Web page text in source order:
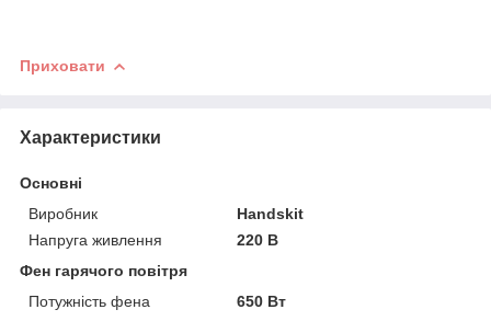
Приховати
Характеристики
Основні
Виробник
Handskit
Напруга живлення
220 В
Фен гарячого повітря
Потужність фена
650 Вт